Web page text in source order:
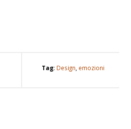
Tag: Design, emozioni